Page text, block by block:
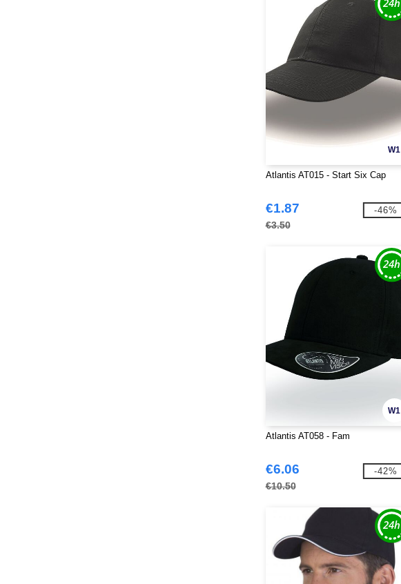
W1
Atlantis AT015 - Start Six Cap
€1.87
€3.50
-46%
W1
Atlantis AT058 - Fam
€6.06
€10.50
-42%